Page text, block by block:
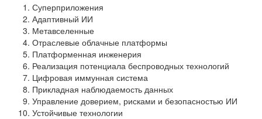
Суперприложения
Адаптивный ИИ
Метавселенные
Отраслевые облачные платформы
Платформенная инженерия
Реализация потенциала беспроводных технологий
Цифровая иммунная система
Прикладная наблюдаемость данных
Управление доверием, рисками и безопасностью ИИ
Устойчивые технологии